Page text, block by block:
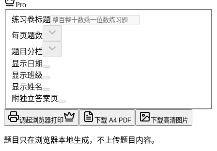
Pro
练习卷标题
每页题数
题目分栏
显示日期
显示班级
显示姓名
附独立答案页
调起浏览器打印 下载 A4 PDF 下载高清图片
题目只在浏览器本地生成，不上传题目内容。